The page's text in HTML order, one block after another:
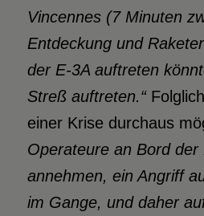
Vincennes (7 Minuten
Entdeckung und
der E-3A auftreten
Streß auftreten.“
einer Krise durchaus
Operateure an Bord der
annehmen, ein Angriff
im Gange, und daher